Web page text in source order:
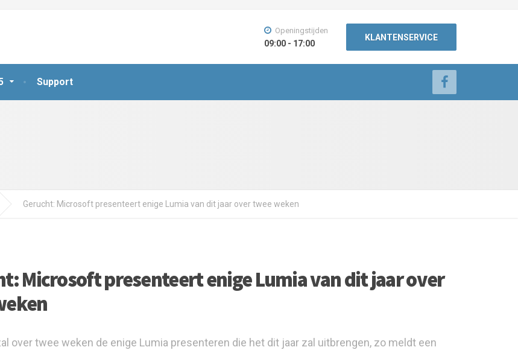
Support
Openingstijden
09:00 - 17:00
KLANTENSERVICE
Gerucht: Microsoft presenteert enige Lumia van dit jaar over twee weken
Microsoft presenteert enige Lumia van dit jaar over
over twee weken de enige Lumia presenteren die het dit jaar zal uitbrengen, zo meldt een